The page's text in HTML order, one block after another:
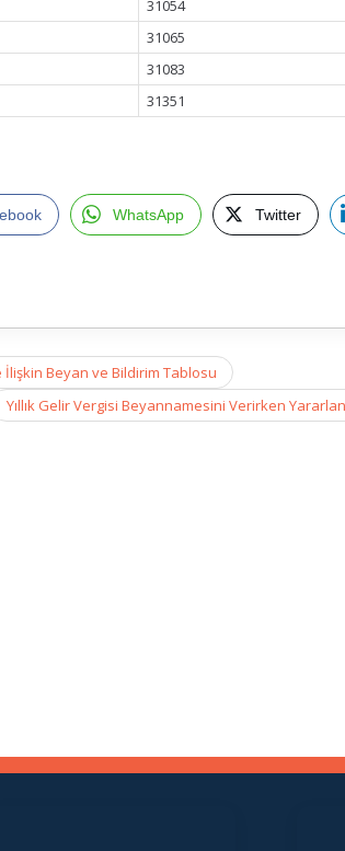
31054
31065
31083
31351
WhatsApp Twitter
Beyan ve Bildirim Tablosu
Yıllık Gelir Vergisi Beyannamesini Verirken